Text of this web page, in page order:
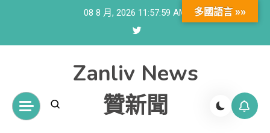
08 8 月, 2026 11:58:00 AM
Zanliv News
贊新聞
多國語言 »»